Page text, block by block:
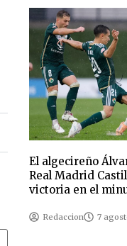
El algecireño
Real Madrid
victoria en el
Redaccion 7